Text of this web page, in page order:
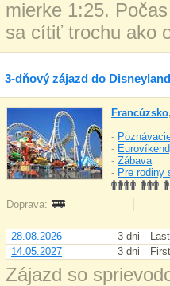
mierke 1:25.
sa cítiť trochu ako
3-dňový zájazd do
Francúzsko
-
-
- Zábava
- Pre rodiny
Doprava:
28.08.2026 3 dni
14.05.2027
3 dni
Zájazd so